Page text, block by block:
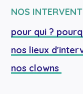
NOS
pour qui ?
nos lieux
nos clowns